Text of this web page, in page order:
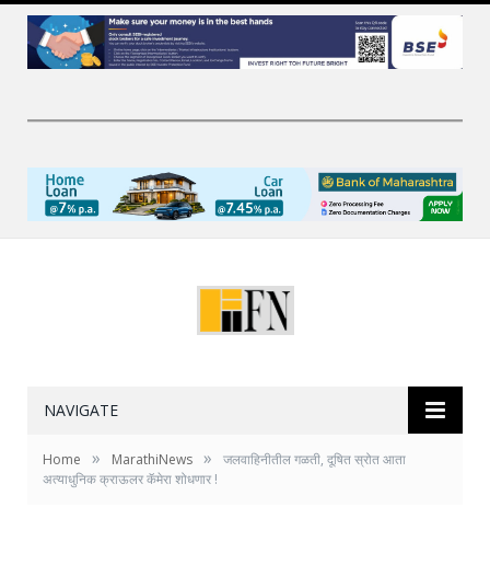
NAVIGATE
Home » MarathiNews »
जलवाहिनीतील गळती, दूषित स्रोत आता
अत्याधुनिक क्राऊलर कॅमेरा शोधणार !